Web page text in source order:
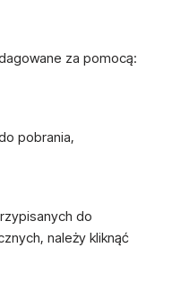
za pomocą:
pobrania,
do
należy kliknąć